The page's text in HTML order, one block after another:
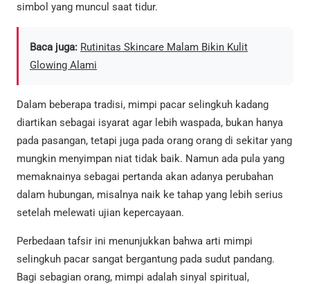
simbol yang muncul saat tidur.
Baca juga: Rutinitas Skincare Malam Bikin Kulit
Glowing Alami
Dalam beberapa tradisi, mimpi pacar selingkuh kadang
diartikan sebagai isyarat agar lebih waspada, bukan hanya
pada pasangan, tetapi juga pada orang orang di sekitar yang
mungkin menyimpan niat tidak baik. Namun ada pula yang
memaknainya sebagai pertanda akan adanya perubahan
dalam hubungan, misalnya naik ke tahap yang lebih serius
setelah melewati ujian kepercayaan.
Perbedaan tafsir ini menunjukkan bahwa arti mimpi
selingkuh pacar sangat bergantung pada sudut pandang.
Bagi sebagian orang, mimpi adalah sinyal spiritual,